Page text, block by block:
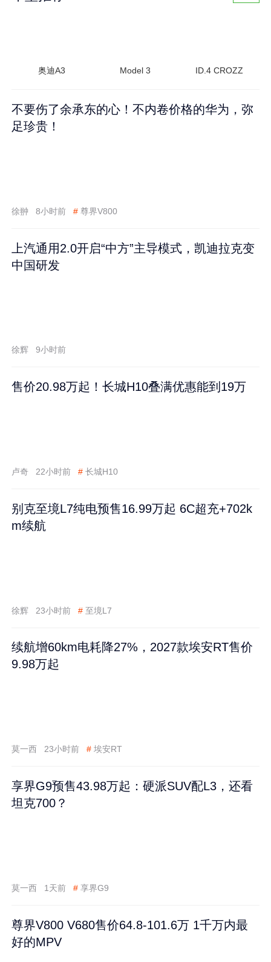
奥迪A3 Model 3 ID.4 CROZZ
不要伤了余承东的心！不内卷价格的华为，弥
足珍贵！
徐翀 8小时前 # 尊界V800
上汽通用2.0开启“中方”主导模式，凯迪拉克变
中国研发
徐辉 9小时前
售价20.98万起！长城H10叠满优惠能到19万
卢奇 22小时前 # 长城H10
别克至境L7纯电预售16.99万起 6C超充+702k
m续航
徐辉 23小时前 # 至境L7
续航增60km电耗降27%，2027款埃安RT售价
9.98万起
莫一西 23小时前 # 埃安RT
享界G9预售43.98万起：硬派SUV配L3，还看
坦克700？
莫一西 1天前 # 享界G9
尊界V800 V680售价64.8-101.6万 1千万内最
好的MPV